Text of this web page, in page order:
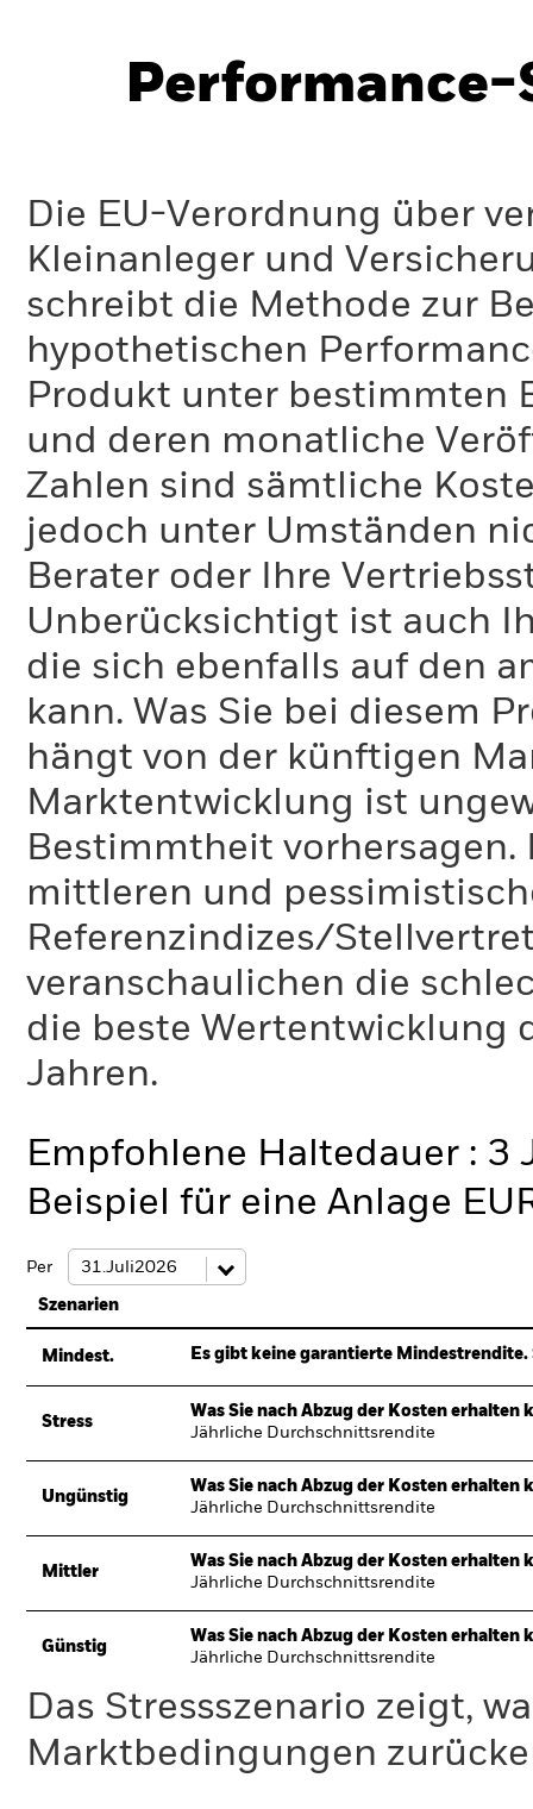
Performance-
Die EU-Verordnung über
Kleinanleger und
schreibt die Methode zur
hypothetischen
Produkt unter bestimmten
und deren monatliche
Zahlen sind sämtliche
jedoch unter Umständen
Berater oder Ihre
Unberücksichtigt ist auch
die sich ebenfalls auf den
kann. Was Sie bei diesem
hängt von der künftigen
Marktentwicklung ist
Bestimmtheit
mittleren und
Referenzindizes/
veranschaulichen die
die beste Wertentwicklung
Jahren.
Empfohlene Haltedauer : 3
Beispiel für eine Anlage
Per
Szenarien
Mindest. Es gibt keine garantierte
Stress
Was Sie nach Abzug der Kosten erhalten
Jährliche Durchschnittsrendite
Ungünstig
Was Sie nach Abzug der Kosten erhalten
Jährliche Durchschnittsrendite
Mittler
Was Sie nach Abzug der Kosten erhalten
Jährliche Durchschnittsrendite
Günstig
Was Sie nach Abzug der Kosten erhalten
Jährliche Durchschnittsrendite
Das Stressszenario zeigt,
Marktbedingungen